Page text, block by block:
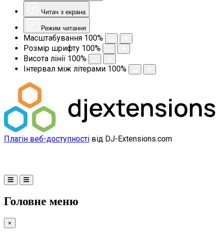
Читач з екрана
Режим читання
Масштабування 100%
Розмір шрифту 100%
Висота лінії 100%
Інтервал між літерами 100%
Плагін веб-доступності від DJ-Extensions.com
Головне меню
×